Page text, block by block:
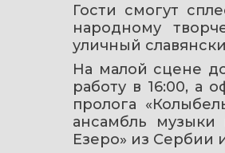
Гости смогут
народному
уличный
На малой сцене до
работу в 16:00, а
пролога
ансамбль музыки
Езеро» из Сербии